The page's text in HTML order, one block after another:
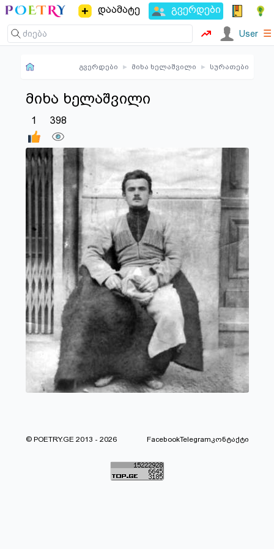
დაამატე გვერდები
User ☰
გვერდები ▸ მიხა ხელაშვილი ▸ სურათები
მიხა ხელაშვილი
1 398
© POETRY.GE 2013 - 2026 FacebookTelegramკონტაქტი